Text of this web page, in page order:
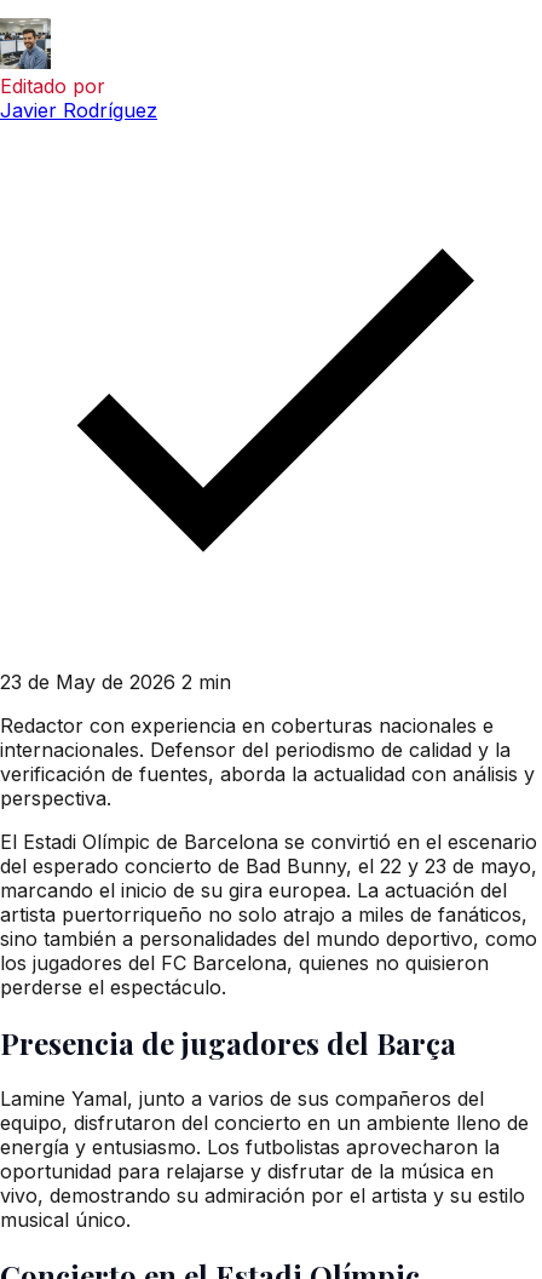
Editado por
Javier Rodríguez
23 de May de 2026 2 min
Redactor con experiencia en coberturas nacionales e
internacionales. Defensor del periodismo de calidad y la
verificación de fuentes, aborda la actualidad con análisis y
perspectiva.
El Estadi Olímpic de Barcelona se convirtió en el escenario
del esperado concierto de Bad Bunny, el 22 y 23 de mayo,
marcando el inicio de su gira europea. La actuación del
artista puertorriqueño no solo atrajo a miles de fanáticos,
sino también a personalidades del mundo deportivo, como
los jugadores del FC Barcelona, quienes no quisieron
perderse el espectáculo.
Presencia de jugadores del Barça
Lamine Yamal, junto a varios de sus compañeros del
equipo, disfrutaron del concierto en un ambiente lleno de
energía y entusiasmo. Los futbolistas aprovecharon la
oportunidad para relajarse y disfrutar de la música en
vivo, demostrando su admiración por el artista y su estilo
musical único.